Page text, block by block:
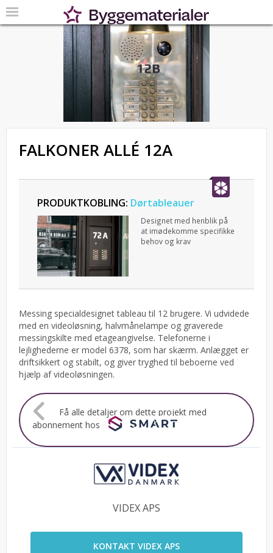
FALKONER ALLÉ 12A
PRODUKTKOBLING: Dørtableauer
Designet med henblik på
at imødekomme specifikke
behov og krav
Messing specialdesignet tableau til 12 brugere. Vi udvidede
med en videoløsning, halvmånelampe og graverede
messingskilte med etageangivelse. Telefonerne i
lejlighederne er model 6378, som har skærm. Anlægget er
driftsikkert og stabilt, og giver tryghed til beboerne ved
hjælp af videoløsningen.
Få alle detaljer om dette projekt med
abonnement hos
VIDEX APS
KONTAKT VIDEX APS